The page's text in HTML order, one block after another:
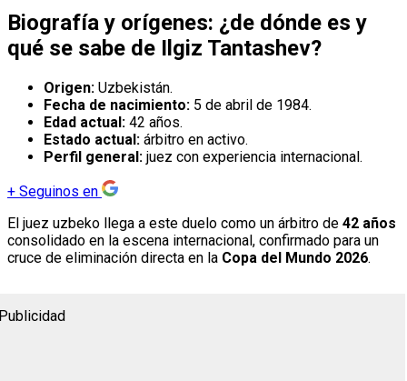
Biografía y orígenes: ¿de dónde es y
qué se sabe de Ilgiz Tantashev?
Origen: Uzbekistán.
Fecha de nacimiento: 5 de abril de 1984.
Edad actual: 42 años.
Estado actual: árbitro en activo.
Perfil general: juez con experiencia internacional.
+ Seguinos en
El juez uzbeko llega a este duelo como un árbitro de 42 años
consolidado en la escena internacional, confirmado para un
cruce de eliminación directa en la Copa del Mundo 2026.